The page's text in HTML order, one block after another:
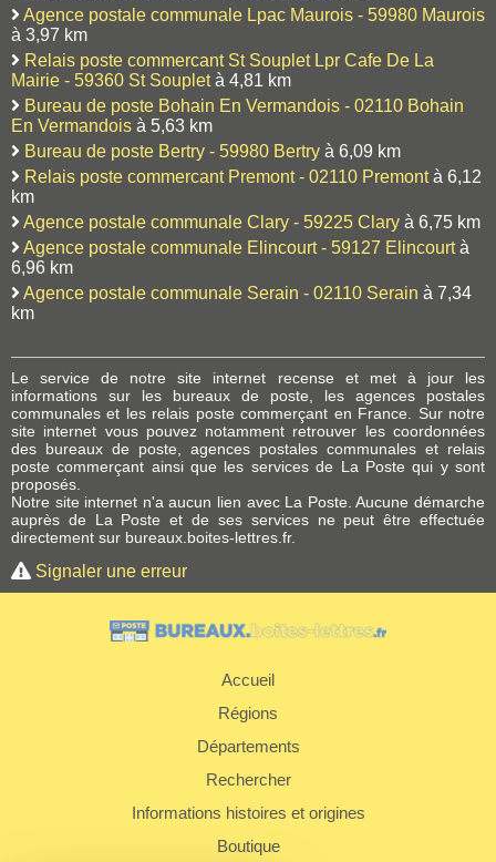
Agence postale communale Lpac Maurois - 59980 Maurois
à 3,97 km
Relais poste commercant St Souplet Lpr Cafe De La
Mairie - 59360 St Soupletà 4,81 km
Bureau de poste Bohain En Vermandois - 02110 Bohain
En Vermandois à 5,63 km
Bureau de poste Bertry - 59980 Bertry à 6,09 km
Relais poste commercant Premont - 02110 Premontà 6,12
km
Agence postale communale Clary - 59225 Clary à 6,75 km
Agence postale communale Elincourt - 59127 Elincourtà
6,96 km
Agence postale communale Serain - 02110 Serain à 7,34
km
Le service de notre site internet recense et met à jour les
informations sur les bureaux de poste, les agences postales
communales et les relais poste commerçant en France. Sur notre
site internet vous pouvez notamment retrouver les coordonnées
des bureaux de poste, agences postales communales et relais
poste commerçant ainsi que les services de La Poste qui y sont
proposés.
Notre site internet n'a aucun lien avec La Poste. Aucune démarche
auprès de La Poste et de ses services ne peut être effectuée
directement sur bureaux.boites-lettres.fr.
Signaler une erreur
Accueil
Régions
Départements
Rechercher
Informations histoires et origines
Boutique